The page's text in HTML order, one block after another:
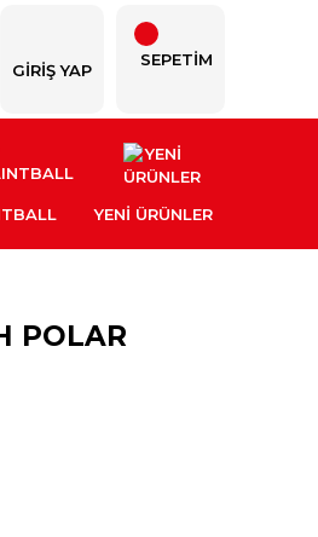
GIRIŞ YAP
SEPETİM
YENI ÜRÜNLER
POLAR